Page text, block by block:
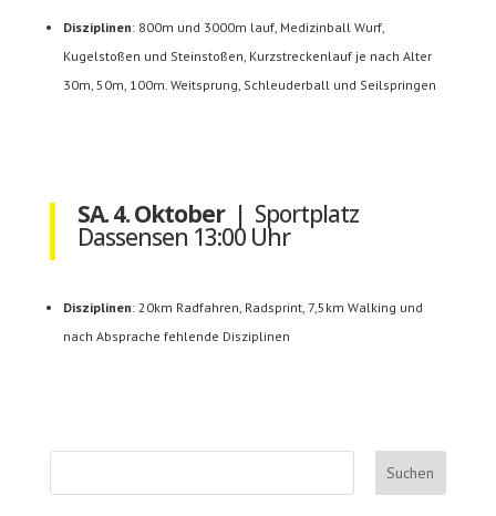
Disziplinen: 800m und 3000m lauf, Medizinball Wurf,
Kugelstoßen und Steinstoßen, Kurzstreckenlauf je nach Alter
30m, 50m, 100m. Weitsprung, Schleuderball und Seilspringen
SA. 4. Oktober| Sportplatz
Dassensen 13:00 Uhr
Disziplinen: 20km Radfahren, Radsprint, 7,5km Walking und
nach Absprache fehlende Disziplinen
Suchen